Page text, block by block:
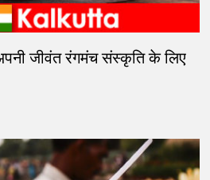
जीवंत रंगमंच संस्कृति के लिए